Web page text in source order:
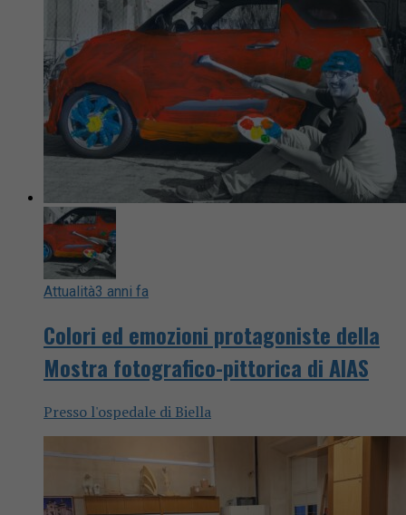
Attualità3 anni fa
Colori ed emozioni protagoniste della
Mostra fotografico-pittorica di AIAS
Presso l'ospedale di Biella